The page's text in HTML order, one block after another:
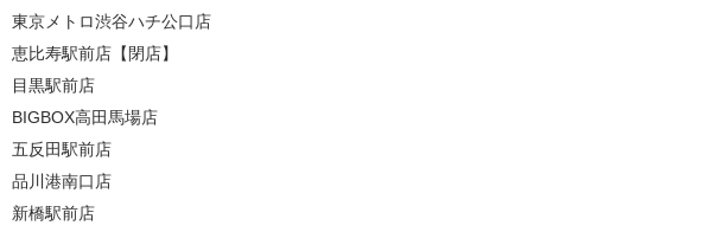
東京メトロ渋谷ハチ公口店
恵比寿駅前店【閉店】
目黒駅前店
BIGBOX高田馬場店
五反田駅前店
品川港南口店
新橋駅前店